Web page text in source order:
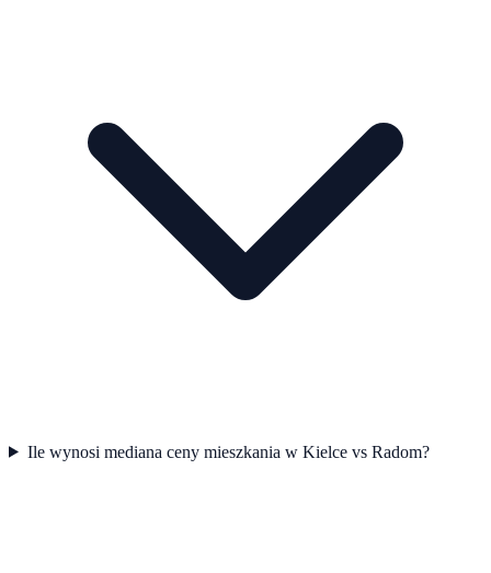
Ile wynosi mediana ceny mieszkania w Kielce vs Radom?